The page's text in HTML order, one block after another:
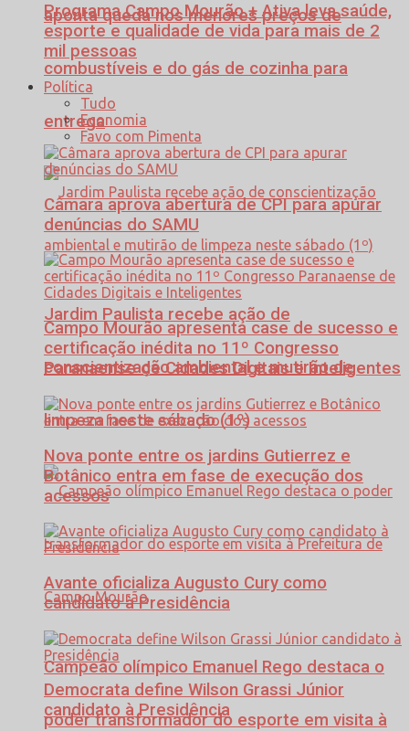
aponta queda nos menores preços de
combustíveis e do gás de cozinha para
entrega
Jardim Paulista recebe ação de
conscientização ambiental e mutirão de
limpeza neste sábado (1º)
Campeão olímpico Emanuel Rego destaca o
poder transformador do esporte em visita à
Programa Campo Mourão + Ativa leva saúde,
esporte e qualidade de vida para mais de 2
mil pessoas
Política
Tudo
Economia
Favo com Pimenta
Câmara aprova abertura de CPI para apurar
denúncias do SAMU
Campo Mourão apresenta case de sucesso e
certificação inédita no 11º Congresso
Paranaense de Cidades Digitais e Inteligentes
Nova ponte entre os jardins Gutierrez e
Botânico entra em fase de execução dos
acessos
Avante oficializa Augusto Cury como
candidato à Presidência
Democrata define Wilson Grassi Júnior
candidato à Presidência